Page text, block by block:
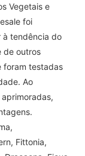
Vegetais e
foi
à tendência do
de outros
foram testadas
Ao
Fittonia,